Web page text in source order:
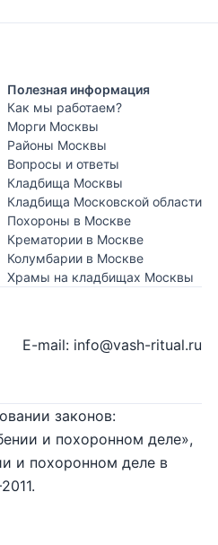
Полезная информация
Как мы работаем?
Морги Москвы
Районы Москвы
Вопросы и ответы
Кладбища Москвы
Кладбища Московской области
Похороны в Москве
Крематории в Москве
Колумбарии в Москве
Храмы на кладбищах Москвы
E-mail: info@vash-ritual.ru
законов:
и похоронном деле»,
и похоронном деле в